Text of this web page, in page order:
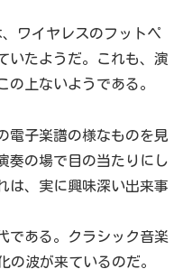
ワイヤレスのフットペ
いたようだ。これも、演
の上ないようである。
電子楽譜の様なものを見
奏の場で目の当たりにし
は、実に興味深い出来事
である。クラシック音楽
波が来ているのだ。